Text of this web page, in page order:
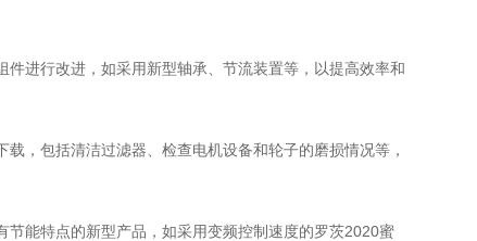
进行改进，如采用新型轴承、节流装置等，以提高效率和
，包括清洁过滤器、检查电机设备和轮子的磨损情况等，
能特点的新型产品，如采用变频控制速度的罗茨2020蜜